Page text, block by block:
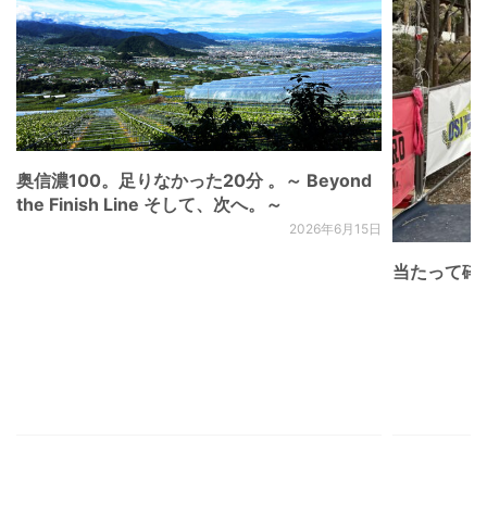
奥信濃100。足りなかった20分 。～ Beyond
the Finish Line そして、次へ。～
2026年6月15日
当たって砕